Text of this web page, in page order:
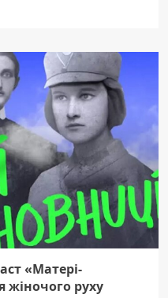
«Матері-
жіночого руху